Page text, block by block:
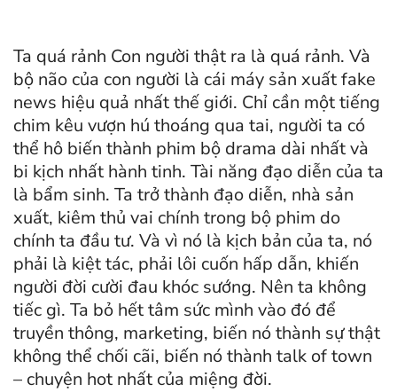
Ta quá rảnh Con người thật ra là quá rảnh. Và
bộ não của con người là cái máy sản xuất fake
news hiệu quả nhất thế giới. Chỉ cần một tiếng
chim kêu vượn hú thoáng qua tai, người ta có
thể hô biến thành phim bộ drama dài nhất và
bi kịch nhất hành tinh. Tài năng đạo diễn của ta
là bẩm sinh. Ta trở thành đạo diễn, nhà sản
xuất, kiêm thủ vai chính trong bộ phim do
chính ta đầu tư. Và vì nó là kịch bản của ta, nó
phải là kiệt tác, phải lôi cuốn hấp dẫn, khiến
người đời cười đau khóc sướng. Nên ta không
tiếc gì. Ta bỏ hết tâm sức mình vào đó để
truyền thông, marketing, biến nó thành sự thật
không thể chối cãi, biến nó thành talk of town
– chuyện hot nhất của miệng đời.